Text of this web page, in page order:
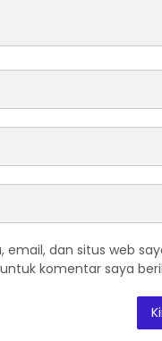
email, dan situs web
komentar saya